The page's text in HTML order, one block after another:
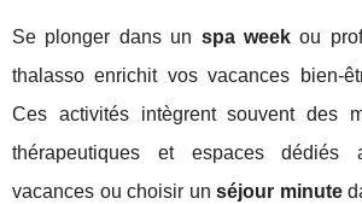
Se plonger dans un spa week ou
thalasso enrichit vos vacances bien-
Ces activités intègrent souvent des
thérapeutiques et espaces dédiés
vacances ou choisir unséjour minute